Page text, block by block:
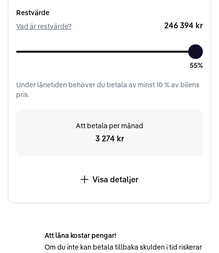
Restvärde
Vad är restvärde?
246 394 kr
55%
Under lånetiden behöver du betala av minst10% av bilens
pris.
Att betala per månad
3 274 kr
Visa detaljer
Att låna kostar pengar!
Om du inte kan betala tillbaka skulden i tid riskerar